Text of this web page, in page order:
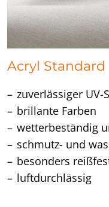
Acryl Standard
zuverlässiger UV-
brillante Farben
wetterbeständig
schmutz- und
besonders
luftdurchlässig